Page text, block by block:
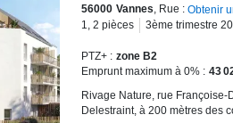
56000 Vannes , Rue : Obtenir
1
2 pièces 3ème trimestre
PTZ+
zone B2
Emprunt maximum à 0%
43
Rivage Nature, rue Françoise-
Delestraint, à 200 mètres des